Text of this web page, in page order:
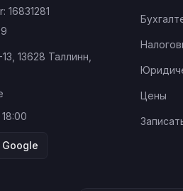
16831281
13628 Таллинн,
Цены